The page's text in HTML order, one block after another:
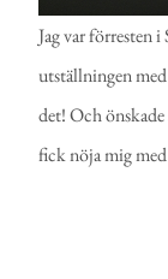
Jag var förresten
utställningen
det! Och
fick nöja mig